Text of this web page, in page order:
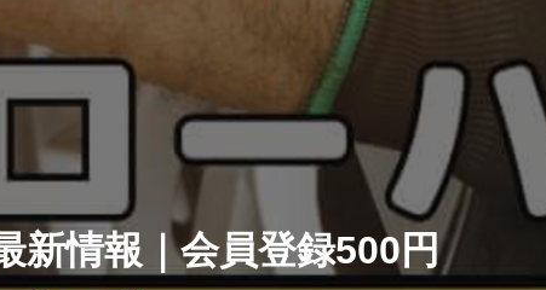
新情報｜会員登録500円